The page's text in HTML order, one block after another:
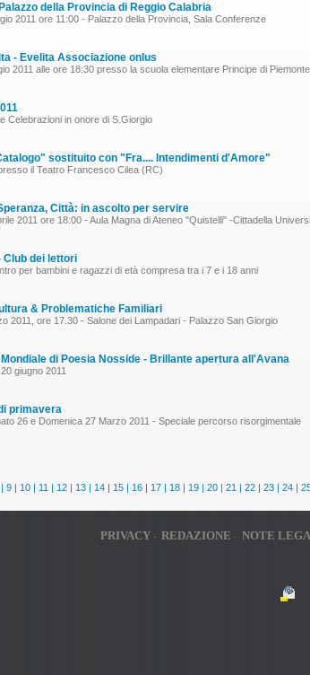
della Provincia di Reggio Calabria
2011 ore 11:00 - Palazzo della Provincia, Sala Conferenze
- Evelita Associazione onlus
2011 alle ore 18:30 presso la scuola elementare Principe di Piemonte
Celebrazioni in onore di S.Giorgio
sostituito con "Fra.... Intendimenti d'Amore"
il Teatro Francesco Cilea (RC)
Città: in ascolto per servire
2011 ore 18:00 - Aula Magna di Ateneo "Quistelli" -Cittadella
Club dei lettori
per bambini e ragazzi di età compresa tra i 7 e i 18 anni
& Problematiche Familiari
2011, ore 17.30 - Salone dei Lampadari - Palazzo San Giorgio
di Poesia Nosside - Brillante apertura all'Avana
giugno 2011
primavera
26 e Domenica 27 Marzo 2011 - Speciale percorso risorgimentale
9| 10| 11 | 12| 13| 14| 15| 16| 17| 18| 19| 20| 21 | 22| 23| 24|
PRIVACY - REDAZIONE - NOTE